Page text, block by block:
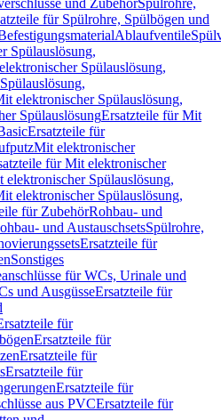
und ZubehörSpülrohre,
für Spülrohre, Spülbögen und
Ablaufventile
Spülauslösung,
Spülauslösung,
elektronischer Spülauslösung,
SpülauslösungErsatzteile für Mit
Ersatzteile für
Mit elektronischer
für Mit elektronischer
elektronischer Spülauslösung,
elektronischer Spülauslösung,
für ZubehörRohbau- und
und AustauschsetsSpülrohre,
Ersatzteile für
Sonstiges
für WCs, Urinale und
und AusgüsseErsatzteile für
für
Ersatzteile für
Ersatzteile für
Ersatzteile für
Ersatzteile für
aus PVCErsatzteile für